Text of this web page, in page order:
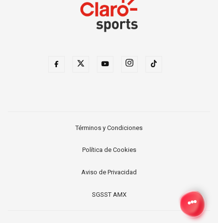
Términos y Condiciones
Política de Cookies
Aviso de Privacidad
SGSST AMX